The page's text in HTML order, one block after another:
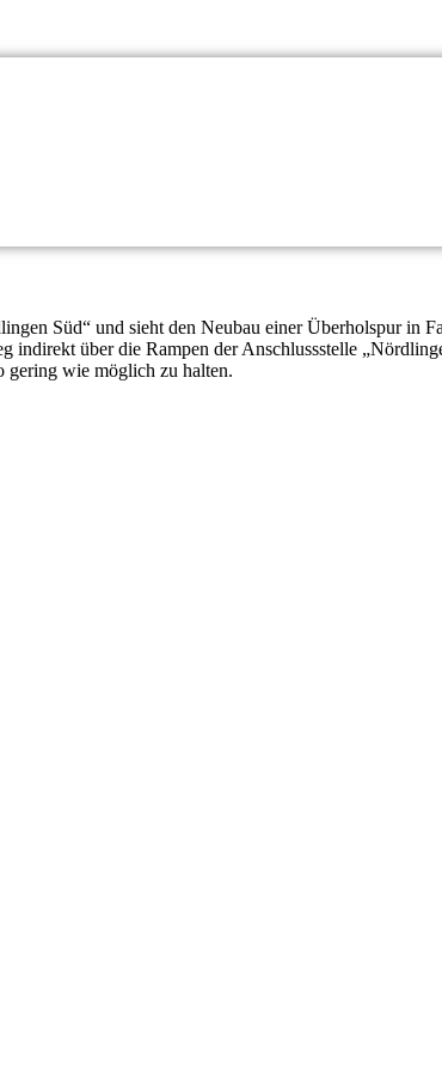
Süd“ und sieht den Neubau einer Überholspur in
über die Rampen der Anschlussstelle
gering wie möglich zu halten.